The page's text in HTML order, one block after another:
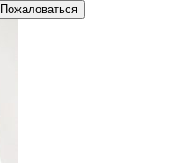
Пожаловаться